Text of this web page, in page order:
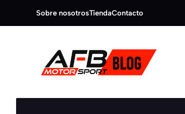
Sobre nosotrosTiendaContacto